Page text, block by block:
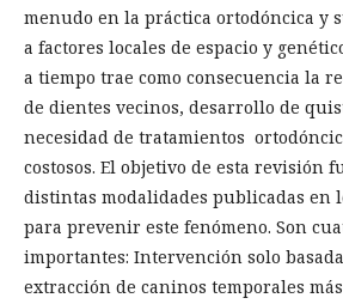
menudo en la práctica ortodóncica y
a factores locales de espacio y
a tiempo trae como consecuencia la
de dientes vecinos, desarrollo de
necesidad de tratamientos
costosos. El objetivo de esta revisión
distintas modalidades publicadas en
para prevenir este fenómeno. Son
importantes: Intervención solo
extracción de caninos temporales